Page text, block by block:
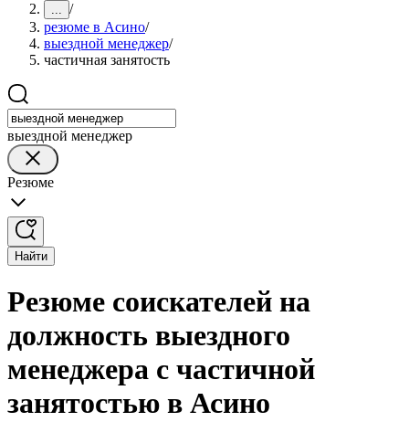
... /
резюме в Асино/
выездной менеджер/
частичная занятость
выездной менеджер
Резюме
Найти
Резюме соискателей на
должность выездного
менеджера с частичной
занятостью в Асино